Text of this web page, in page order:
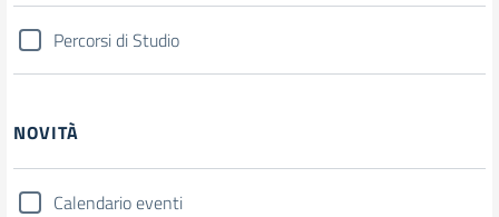
Percorsi di Studio
NOVITÀ
Calendario eventi